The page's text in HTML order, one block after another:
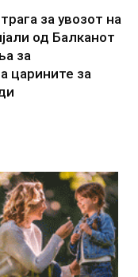
за увозот на
од Балканот
за
царините за